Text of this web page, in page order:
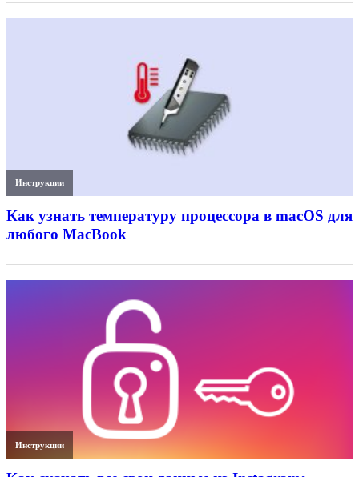
Инструкции
Как узнать температуру процессора в macOS для
любого MacBook
Инструкции